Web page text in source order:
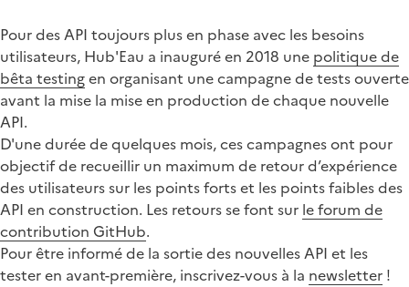
Pour des API toujours plus en phase avec les besoins
utilisateurs, Hub'Eau a inauguré en 2018 une politique de
bêta testingen organisant une campagne de tests ouverte
avant la mise la mise en production de chaque nouvelle
API.
D'une durée de quelques mois, ces campagnes ont pour
objectif de recueillir un maximum de retour d’expérience
des utilisateurs sur les points forts et les points faibles des
API en construction. Les retours se font sur le forum de
contribution GitHub.
Pour être informé de la sortie des nouvelles API et les
tester en avant-première, inscrivez-vous à la newsletter !